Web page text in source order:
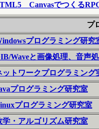
Canvasでつくる
プ
プログラミング研究
Waveと画像処理、音声
ットワークプログラミング
プログラミング研究室
プログラミング研究室
学・アルゴリズム研究室